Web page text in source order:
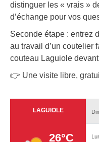
distinguer les « vrais »
d’échange pour vos
Seconde étape : entrez
au travail d’un coutelier
couteau Laguiole
👉 Une visite libre,